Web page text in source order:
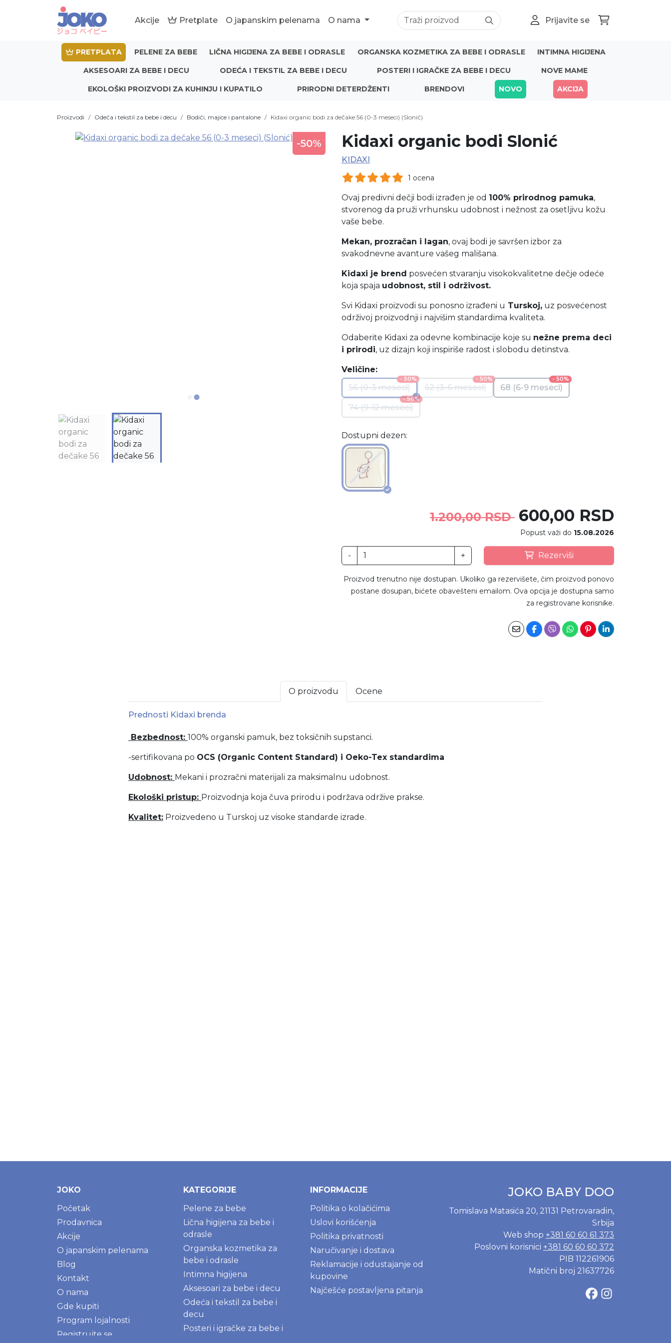
Akcije Pretplate O japanskim pelenama O nama Prijavite se
PRETPLATA PELENE ZA BEBE LIČNA HIGIJENA ZA BEBE I ODRASLE ORGANSKA KOZMETIKA ZA BEBE I ODRASLE INTIMNA HIGIJENA
AKSESOARI ZA BEBE I DECU ODEĆA I TEKSTIL ZA BEBE I DECU POSTERI I IGRAČKE ZA BEBE I DECU NOVE MAME
EKOLOŠKI PROIZVODI ZA KUHINJU I KUPATILO PRIRODNI DETERDŽENTI BRENDOVI NOVO AKCIJA
Proizvodi Odeća i tekstil za bebe i decu Bodići, majice i pantalone Kidaxi organic bodi za dečake 56 (0-3 meseci) (Slonić)
-50% Kidaxi organic bodi Slonić
KIDAXI
1 ocena
Veličine:
- 50%
56 (0-3 meseci)
- 50%
62 (3-6 meseci)
- 50%
68 (6-9 meseci)
- 50%
74 (9-12 meseci)
Dostupni dezen:
Ovaj predivni dečji bodi izrađen je od 100% prirodnog pamuka,
stvorenog da pruži vrhunsku udobnost i nežnost za osetljivu kožu
vaše bebe.
Mekan, prozračan i lagan, ovaj bodi je savršen izbor za
svakodnevne avanture vašeg mališana.
Kidaxi je brend posvećen stvaranju visokokvalitetne dečje odeće
koja spaja udobnost, stil i održivost.
Svi Kidaxi proizvodi su ponosno izrađeni u Turskoj, uz posvećenost
održivoj proizvodnji i najvišim standardima kvaliteta.
Odaberite Kidaxi za odevne kombinacije koje su nežne prema deci
i prirodi, uz dizajn koji inspiriše radost i slobodu detinstva.
1.200,00 RSD 600,00 RSD
Popust važi do 15.08.2026
- + Rezerviši
Proizvod trenutno nije dostupan. Ukoliko ga rezervišete, čim proizvod ponovo
postane dosupan, bićete obavešteni emailom. Ova opcija je dostupna samo
za registrovane korisnike.
O proizvodu Ocene
Prednosti Kidaxi brenda
Bezbednost: 100% organski pamuk, bez toksičnih supstanci.
-sertifikovana po OCS (Organic Content Standard) i Oeko-Tex standardima
Udobnost: Mekani i prozračni materijali za maksimalnu udobnost.
Ekološki pristup: Proizvodnja koja čuva prirodu i podržava održive prakse.
Kvalitet: Proizvedeno u Turskoj uz visoke standarde izrade.
JOKO
Početak
Prodavnica
Akcije
O japanskim pelenama
Blog
Kontakt
O nama
Gde kupiti
Program lojalnosti
Registrujte se
KATEGORIJE
Pelene za bebe
Lična higijena za bebe i
odrasle
Organska kozmetika za
bebe i odrasle
Intimna higijena
Aksesoari za bebe i decu
Odeća i tekstil za bebe i
decu
Posteri i igračke za bebe i
INFORMACIJE
Politika o kolačićima
Uslovi korišćenja
Politika privatnosti
Naručivanje i dostava
Reklamacije i odustajanje od
kupovine
Najčešće postavljena pitanja
JOKO BABY DOO
Tomislava Matasića 20, 21131 Petrovaradin,
Srbija
Web shop +381 60 60 61 373
Poslovni korisnici +381 60 60 60 372
PIB 112261906
Matični broj 21637726